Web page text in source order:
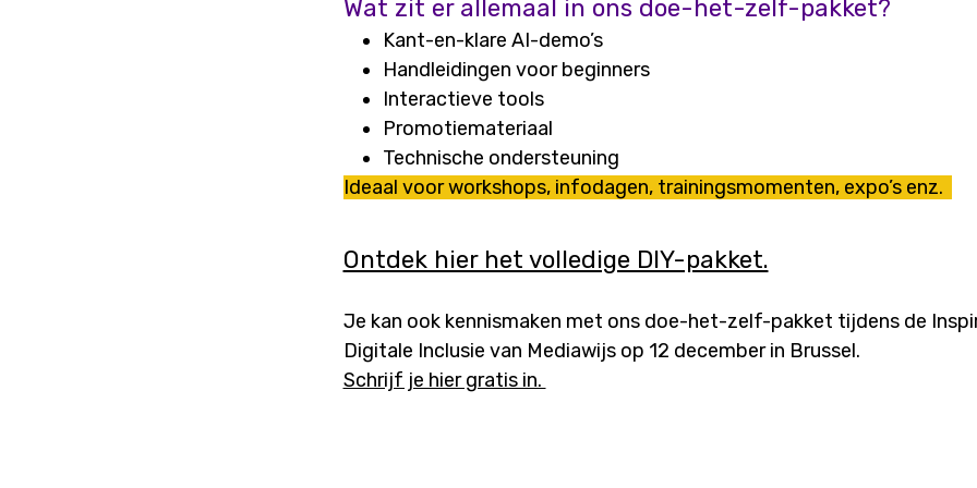
Wat zit er allemaal in ons doe-het-zelf-pakket?
Kant-en-klare AI-demo’s
Handleidingen voor beginners
Interactieve tools
Promotiemateriaal
Technische ondersteuning
Ideaal voor workshops, infodagen, trainingsmomenten, expo’s enz.
Ontdek hier het volledige DIY-pakket.
Je kan ook kennismaken met ons doe-het-zelf-pakket tijdens de
Digitale Inclusie van Mediawijs op 12 december in Brussel.
Schrijf je hier gratis in.